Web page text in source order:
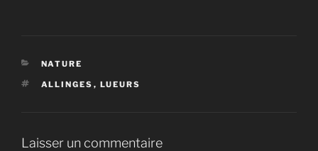
CATÉGORIES
NATURE
ÉTIQUETTES
ALLINGES , LUEURS
Laisser un commentaire